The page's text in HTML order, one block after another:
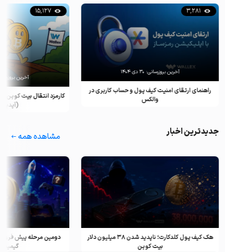
راهنمای ارتقای امنیت کیف پول و حساب کاربری در
والکس
3,281
آخرین بروزرسانی: ۳۰ دی ۱۴۰۴
کارمزد انتقال بیت کوین
(آپدیت
15,127
آخرین
جدیدترین اخبار مشاهده همه
هک کیف پول کلدکارت؛ ناپدید شدن ۳۸ میلیون دلار
بیت کوین
دومین مرحله پیش